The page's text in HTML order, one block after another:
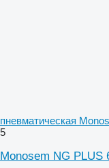
пневматическая
5
Monosem NG PLUS